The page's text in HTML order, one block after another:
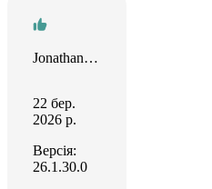
Jonathan Zhan
22 бер.
2026 р.
Версія:
26.1.30.0